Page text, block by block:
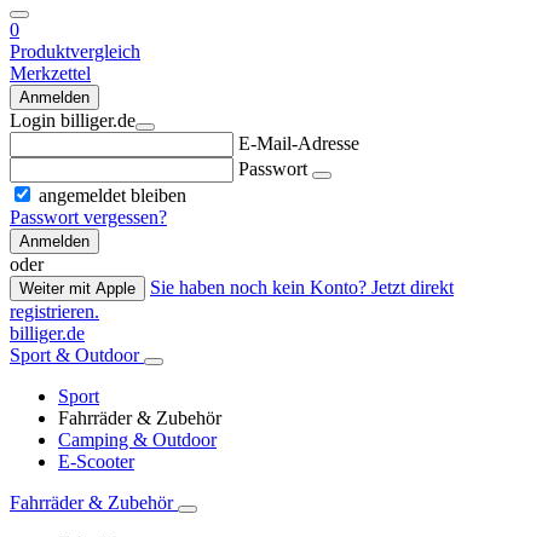
0
Produktvergleich
Merkzettel
Anmelden
Login billiger.de
E-Mail-Adresse
Passwort
angemeldet bleiben
Passwort vergessen?
Anmelden
oder
Weiter mit Apple
Sie haben noch kein Konto? Jetzt direkt
registrieren.
billiger.de
Sport & Outdoor
Sport
Fahrräder & Zubehör
Camping & Outdoor
E-Scooter
Fahrräder & Zubehör